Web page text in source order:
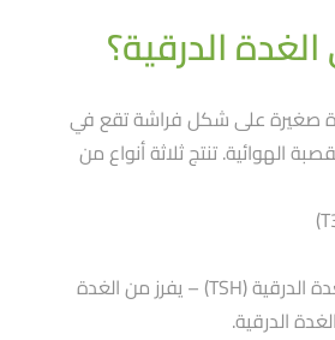
الدرقية؟
صغيرة على شكل فراشة تقع في
الهوائية. تنتج ثلاثة أنواع من
3. الهرمون المحفز للغدة الدرقية (TSH) – يفرز من الغدة
الدرقية.